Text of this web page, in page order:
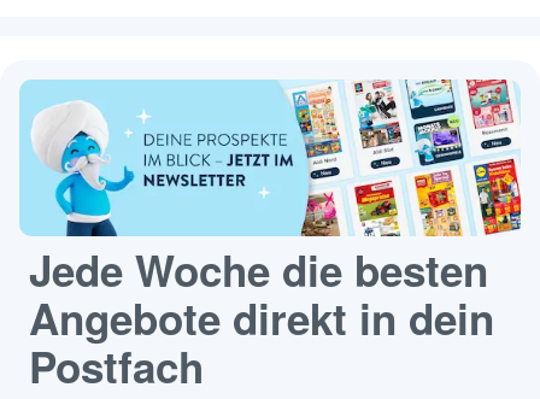
Jede Woche die besten
Angebote direkt in dein
Postfach